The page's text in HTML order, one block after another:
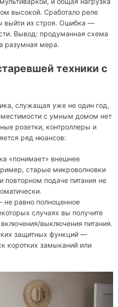
высокой. Сработало реле
выйти из строя. Ошибка —
Вывод: продуманная схема
разумная мера.
техники с
служащая уже не один год,
с умным домом нет
розетки, контроллеры и
ряд нюансов:
«понимает» внешнее
старые микроволновки
повторном подаче питания не
равно полноценное
случаях вы получите
выключения питания.
защитных функций —
коротких замыканий или